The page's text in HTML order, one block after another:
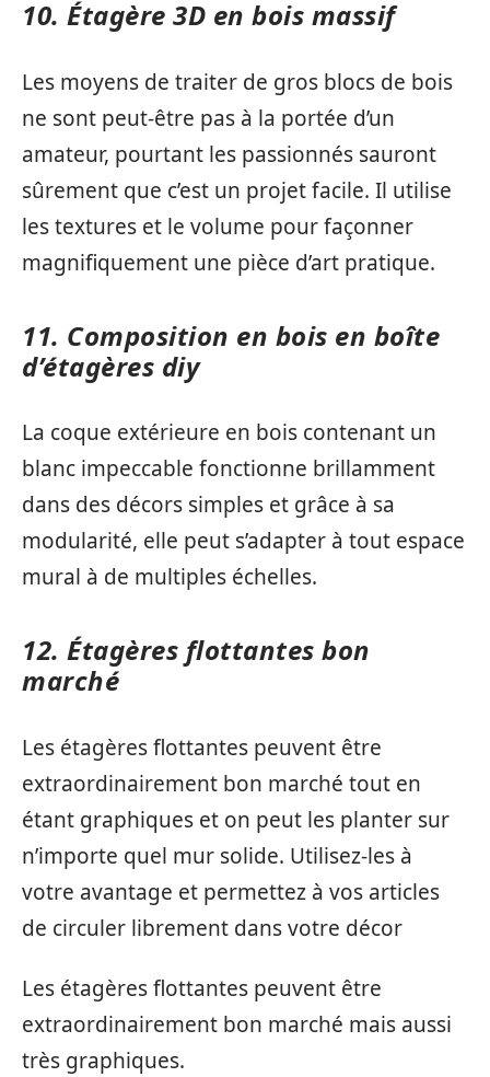
10. Étagère 3D en bois massif
Les moyens de traiter de gros blocs de bois
ne sont peut-être pas à la portée d’un
amateur, pourtant les passionnés sauront
sûrement que c’est un projet facile. Il utilise
les textures et le volume pour façonner
magnifiquement une pièce d’art pratique.
11. Composition en bois en boîte
d’étagères diy
La coque extérieure en bois contenant un
blanc impeccable fonctionne brillamment
dans des décors simples et grâce à sa
modularité, elle peut s’adapter à tout espace
mural à de multiples échelles.
12. Étagères flottantes bon
marché
Les étagères flottantes peuvent être
extraordinairement bon marché tout en
étant graphiques et on peut les planter sur
n’importe quel mur solide. Utilisez-les à
votre avantage et permettez à vos articles
de circuler librement dans votre décor
Les étagères flottantes peuvent être
extraordinairement bon marché mais aussi
très graphiques.